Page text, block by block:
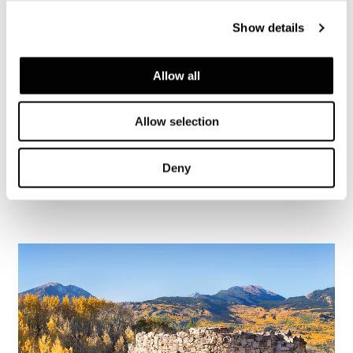
Show details
Allow all
Allow selection
Deny
Frankfurt, villa Faller
FIND OUT MORE